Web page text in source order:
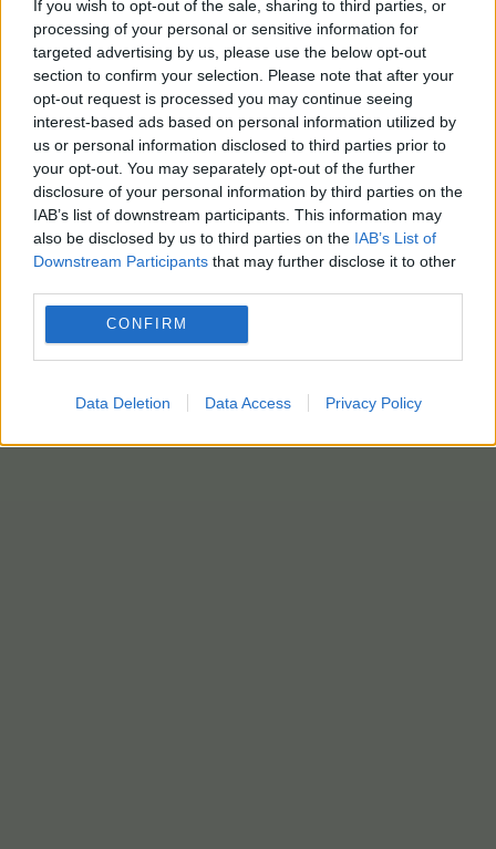
If you wish to opt-out of the sale, sharing to third parties, or
processing of your personal or sensitive information for
targeted advertising by us, please use the below opt-out
section to confirm your selection. Please note that after your
opt-out request is processed you may continue seeing
interest-based ads based on personal information utilized by
us or personal information disclosed to third parties prior to
your opt-out. You may separately opt-out of the further
disclosure of your personal information by third parties on the
IAB’s list of downstream participants. This information may
also be disclosed by us to third parties on the IAB’s List of
Downstream Participants that may further disclose it to other
CONFIRM
Data Deletion Data Access Privacy Policy